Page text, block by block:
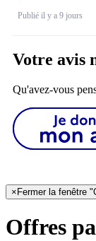
Publié il y a 9 jours
Votre avis
Qu'avez-vous
×Fermer la fenêtre
Offres